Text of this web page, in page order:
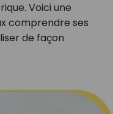
Voici une
comprendre ses
de façon